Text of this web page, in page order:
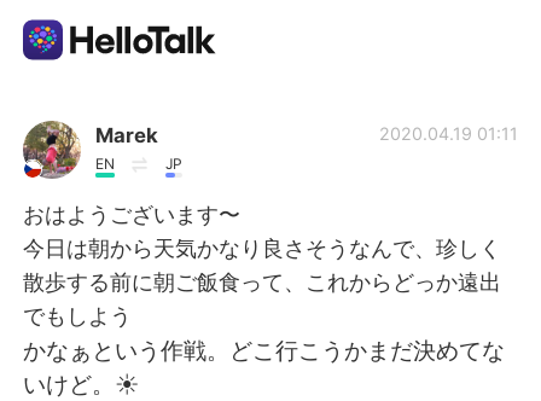
언어 교환 앱
AI Grammar Checker
한국어
English 简体中文
Marek
EN JP
2020.04.19 01:11
おはようございます〜
今日は朝から天気かなり良さそうなんで、珍しく
散歩する前に朝ご飯食って、これからどっか遠出
でもしよう
かなぁという作戦。どこ行こうかまだ決めてな
いけど。☀️